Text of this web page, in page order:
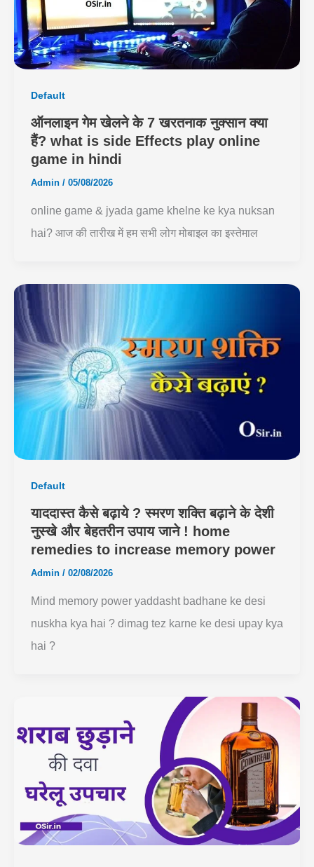
Default
ऑनलाइन गेम खेलने के 7 खरतनाक नुक्सान क्या
हैं? what is side Effects play online
game in hindi
Admin / 05/08/2026
online game & jyada game khelne ke kya nuksan
hai? आज की तारीख में हम सभी लोग मोबाइल का इस्तेमाल
Default
याददास्त कैसे बढ़ाये ? स्मरण शक्ति बढ़ाने के देशी
नुस्खे और बेहतरीन उपाय जाने ! home
remedies to increase memory power
Admin / 02/08/2026
Mind memory power yaddasht badhane ke desi
nuskha kya hai ? dimag tez karne ke desi upay kya
hai ?